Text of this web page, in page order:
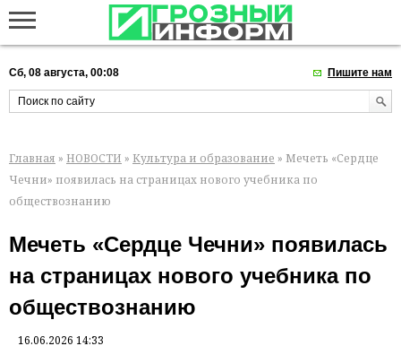
Сб, 08 августа, 00:08 Пишите нам
Главная » НОВОСТИ » Культура и образование » Мечеть «Сердце
Чечни» появилась на страницах нового учебника по
обществознанию
Мечеть «Сердце Чечни» появилась
на страницах нового учебника по
обществознанию
16.06.2026 14:33